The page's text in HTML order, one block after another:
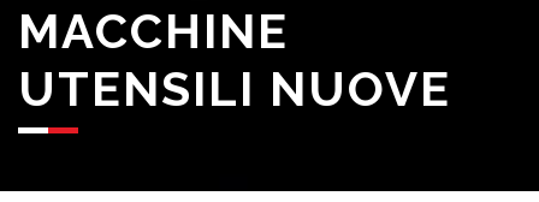
MACCHINE
UTENSILI NUOVE